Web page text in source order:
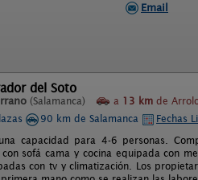
Email
del Soto
(Salamanca) a 13 km de
90 km de Salamanca
Fechas
capacidad para 4-6 personas.
sofá cama y cocina equipada con
con tv y climatización. Los